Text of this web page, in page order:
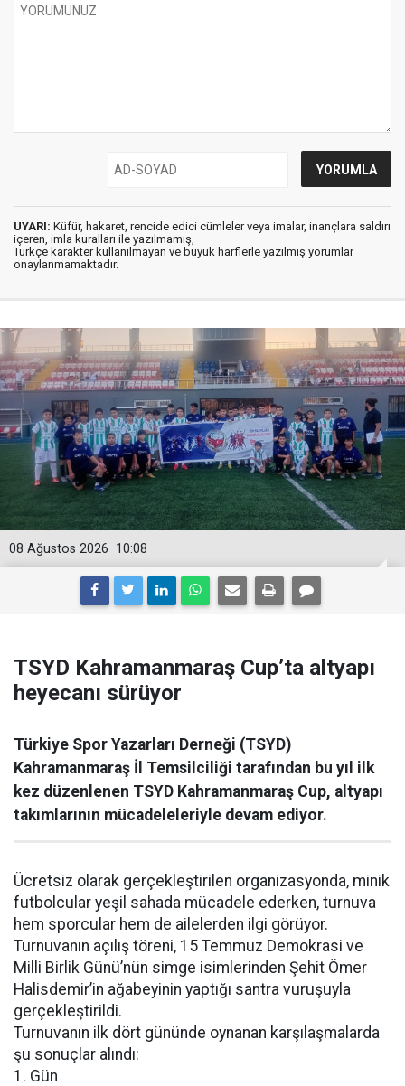
UYARI: Küfür, hakaret, rencide edici cümleler veya imalar, inançlara saldırı
içeren, imla kuralları ile yazılmamış,
Türkçe karakter kullanılmayan ve büyük harflerle yazılmış yorumlar
onaylanmamaktadır.
10:08
08 Ağustos 2026
TSYD Kahramanmaraş Cup’ta altyapı
heyecanı sürüyor
Türkiye Spor Yazarları Derneği (TSYD)
Kahramanmaraş İl Temsilciliği tarafından bu yıl ilk
kez düzenlenen TSYD Kahramanmaraş Cup, altyapı
takımlarının mücadeleleriyle devam ediyor.
Ücretsiz olarak gerçekleştirilen organizasyonda, minik
futbolcular yeşil sahada mücadele ederken, turnuva
hem sporcular hem de ailelerden ilgi görüyor.
Turnuvanın açılış töreni, 15 Temmuz Demokrasi ve
Milli Birlik Günü’nün simge isimlerinden Şehit Ömer
Halisdemir’in ağabeyinin yaptığı santra vuruşuyla
gerçekleştirildi.
Turnuvanın ilk dört gününde oynanan karşılaşmalarda
şu sonuçlar alındı:
1. Gün